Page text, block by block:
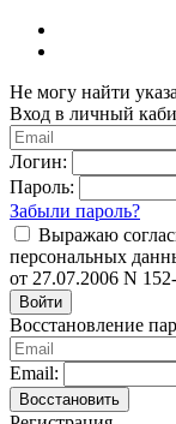
Не могу найти
Вход в личный
Логин:
Пароль:
Забыли пароль?
Выражаю
персональных
от 27.07.2006 N
Войти
Восстановление
Email:
Восстановить